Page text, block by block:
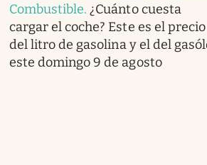
Combustible. ¿Cuánto cuesta
cargar el coche? Este es el precio
del litro de gasolina y el del
este domingo 9 de agosto